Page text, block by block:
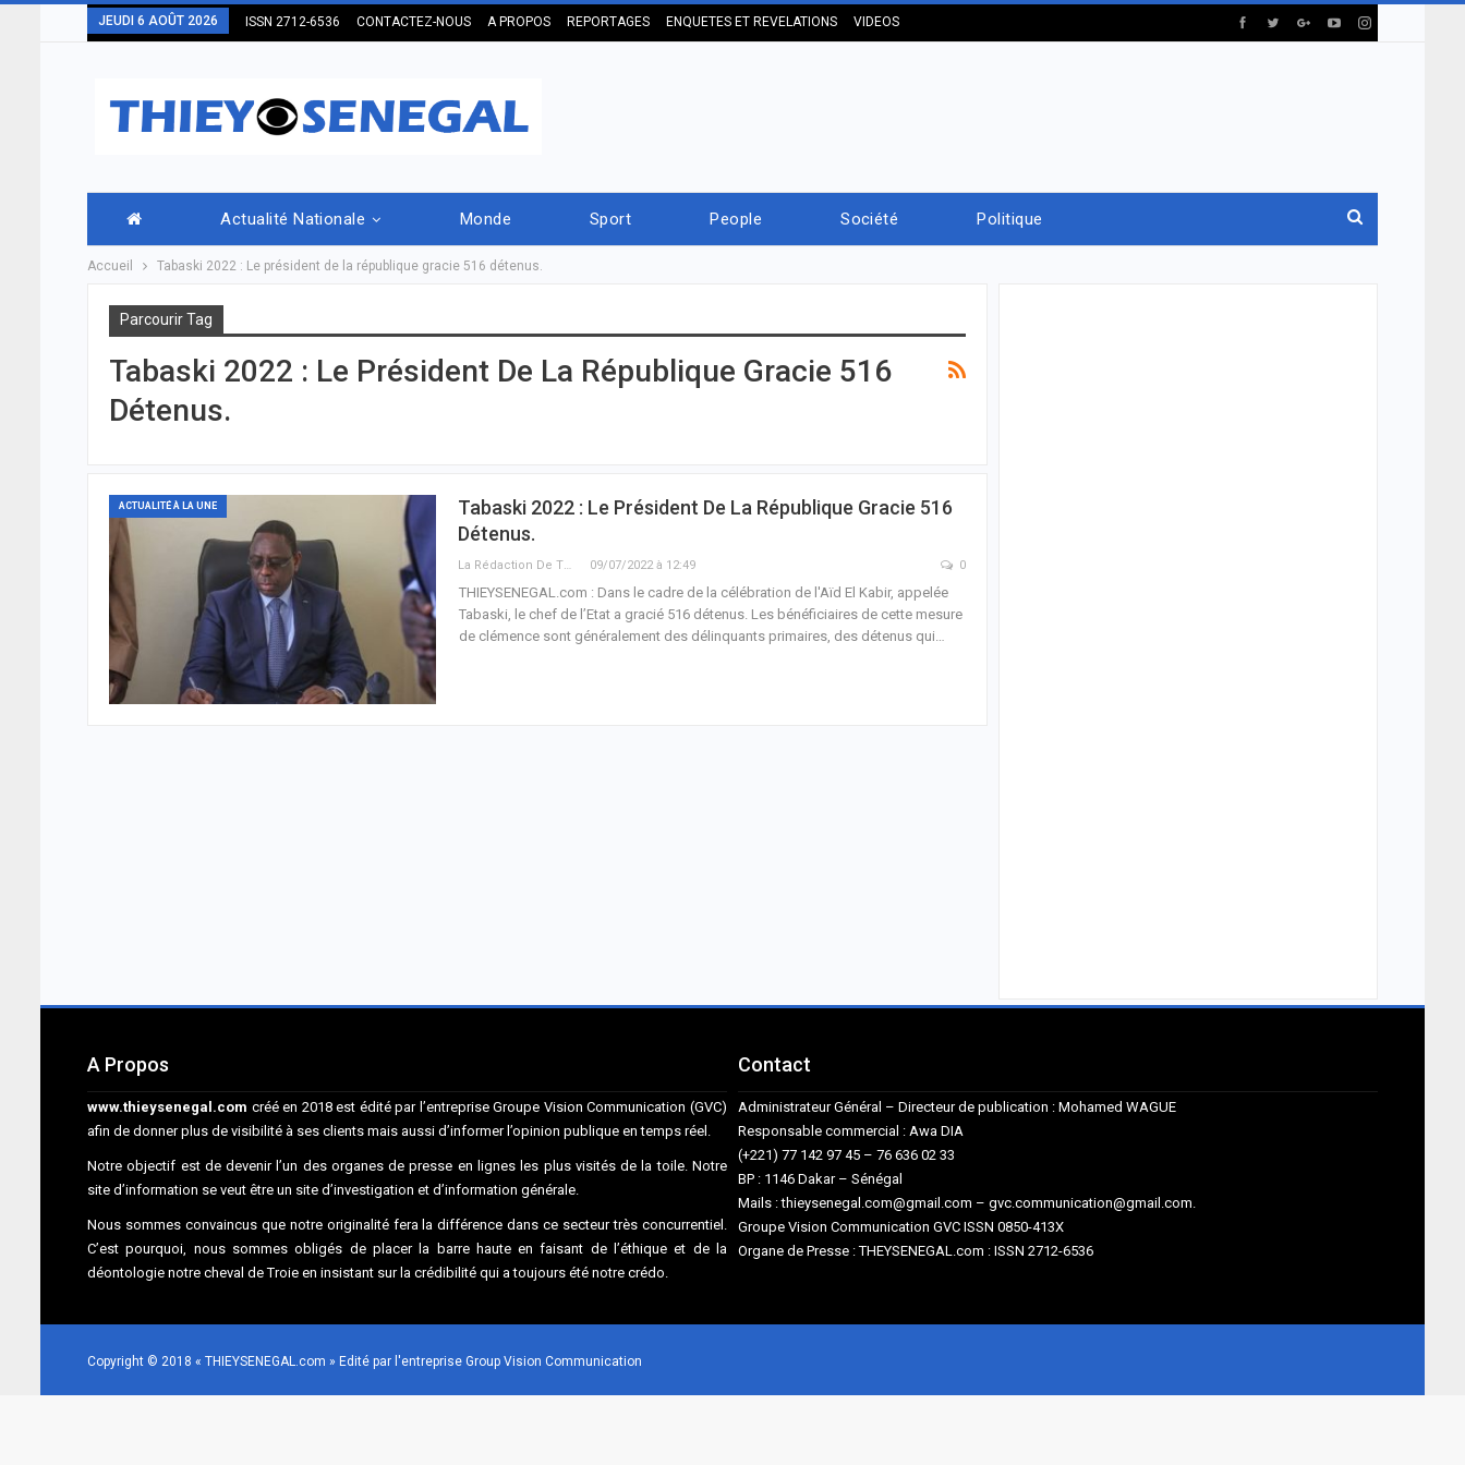
JEUDI 6 AOÛT 2026 ISSN 2712-6536 CONTACTEZ-NOUS A PROPOS REPORTAGES ENQUETES ET REVELATIONS VIDEOS
Actualité Nationale Monde Sport People Société Politique
Accueil Tabaski 2022 : Le président de la république gracie 516 détenus.
Parcourir Tag
Tabaski 2022 : Le Président De La République Gracie 516
Détenus.
ACTUALITÉ À LA UNE
Tabaski 2022 : Le Président De La République Gracie 516
Détenus.
09/07/2022 à 12:49 0
THIEYSENEGAL.com : Dans le cadre de la célébration de l'Aïd El Kabir, appelée
Tabaski, le chef de l’Etat a gracié 516 détenus. Les bénéficiaires de cette mesure
de clémence sont généralement des délinquants primaires, des détenus qui…
A Propos
www.thieysenegal.com créé en 2018 est édité par l’entreprise Groupe Vision Communication (GVC)
afin de donner plus de visibilité à ses clients mais aussi d’informer l’opinion publique en temps réel.
Notre objectif est de devenir l’un des organes de presse en lignes les plus visités de la toile. Notre
site d’information se veut être un site d’investigation et d’information générale.
Nous sommes convaincus que notre originalité fera la différence dans ce secteur très concurrentiel.
C’est pourquoi, nous sommes obligés de placer la barre haute en faisant de l’éthique et de la
déontologie notre cheval de Troie en insistant sur la crédibilité qui a toujours été notre crédo.
Contact
Administrateur Général – Directeur de publication : Mohamed WAGUE
Responsable commercial : Awa DIA
(+221) 77 142 97 45 – 76 636 02 33
BP : 1146 Dakar – Sénégal
Mails : thieysenegal.com@gmail.com – gvc.communication@gmail.com.
Groupe Vision Communication GVC ISSN 0850-413X
Organe de Presse : THEYSENEGAL.com : ISSN 2712-6536
Copyright © 2018 « THIEYSENEGAL.com » Edité par l'entreprise Group Vision Communication